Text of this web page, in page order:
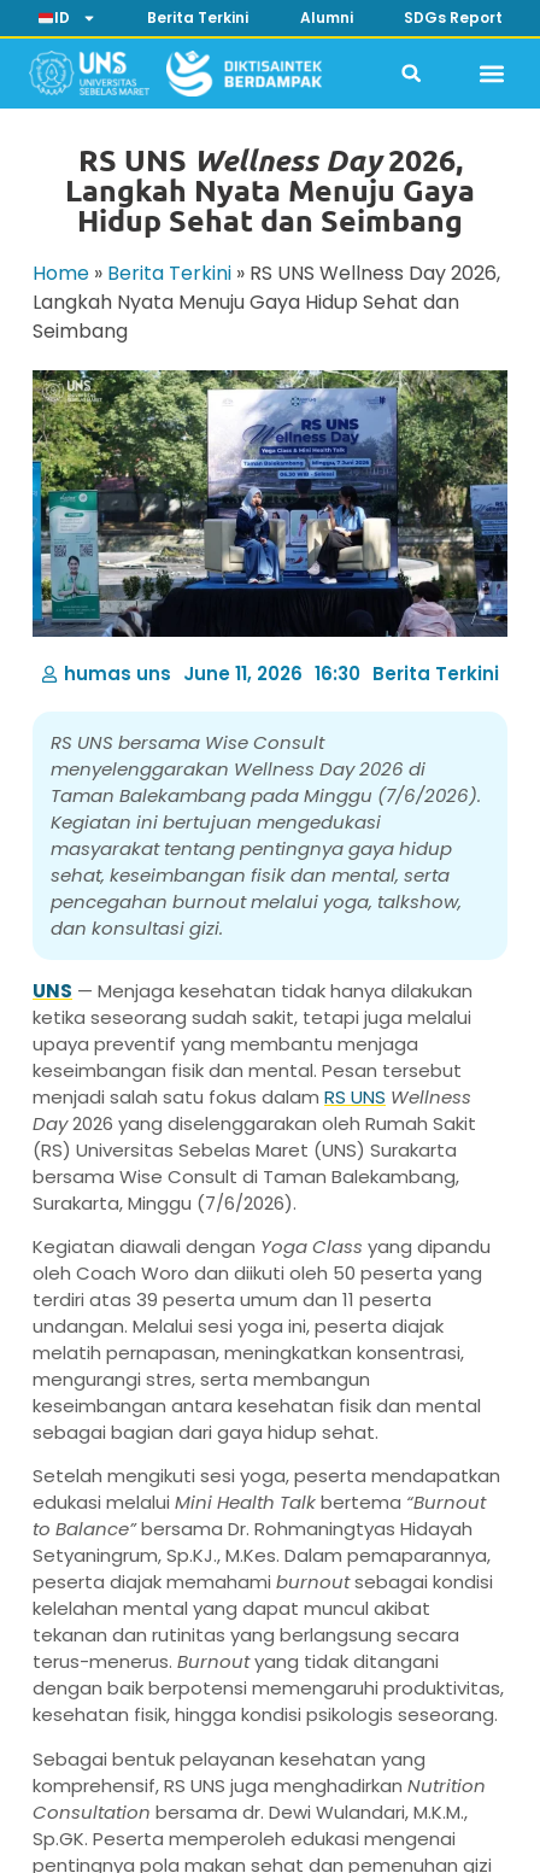
ID Berita Terkini Alumni SDGs Report
RS UNS Wellness Day2026,
Langkah Nyata Menuju Gaya
Hidup Sehat dan Seimbang
Home » Berita Terkini » RS UNS Wellness Day 2026,
Langkah Nyata Menuju Gaya Hidup Sehat dan
Seimbang
humas uns June 11, 2026 16:30 Berita Terkini
RS UNS bersama Wise Consult
menyelenggarakan Wellness Day 2026 di
Taman Balekambang pada Minggu (7/6/2026).
Kegiatan ini bertujuan mengedukasi
masyarakat tentang pentingnya gaya hidup
sehat, keseimbangan fisik dan mental, serta
pencegahan burnout melalui yoga, talkshow,
dan konsultasi gizi.
UNS — Menjaga kesehatan tidak hanya dilakukan
ketika seseorang sudah sakit, tetapi juga melalui
upaya preventif yang membantu menjaga
keseimbangan fisik dan mental. Pesan tersebut
menjadi salah satu fokus dalam RS UNS Wellness
Day2026 yang diselenggarakan oleh Rumah Sakit
(RS) Universitas Sebelas Maret (UNS) Surakarta
bersama Wise Consult di Taman Balekambang,
Surakarta, Minggu (7/6/2026).
Kegiatan diawali dengan Yoga Class yang dipandu
oleh Coach Woro dan diikuti oleh 50 peserta yang
terdiri atas 39 peserta umum dan 11 peserta
undangan. Melalui sesi yoga ini, peserta diajak
melatih pernapasan, meningkatkan konsentrasi,
mengurangi stres, serta membangun
keseimbangan antara kesehatan fisik dan mental
sebagai bagian dari gaya hidup sehat.
Setelah mengikuti sesi yoga, peserta mendapatkan
edukasi melalui Mini Health Talkbertema “Burnout
to Balance”bersama Dr. Rohmaningtyas Hidayah
Setyaningrum, Sp.KJ., M.Kes. Dalam pemaparannya,
peserta diajak memahami burnoutsebagai kondisi
kelelahan mental yang dapat muncul akibat
tekanan dan rutinitas yang berlangsung secara
terus-menerus. Burnoutyang tidak ditangani
dengan baik berpotensi memengaruhi produktivitas,
kesehatan fisik, hingga kondisi psikologis seseorang.
Sebagai bentuk pelayanan kesehatan yang
komprehensif, RS UNS juga menghadirkan Nutrition
Consultation bersama dr. Dewi Wulandari, M.K.M.,
Sp.GK. Peserta memperoleh edukasi mengenai
pentingnya pola makan sehat dan pemenuhan gizi